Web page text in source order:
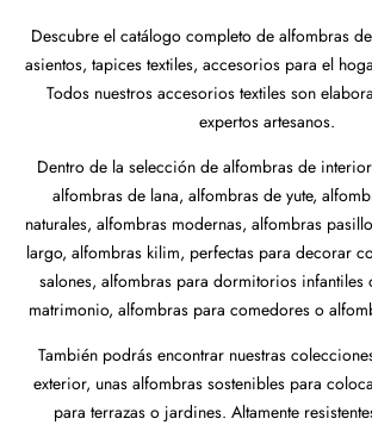
Descubre el catálogo completo de alfombras
asientos, tapices textiles, accesorios para el
Todos nuestros accesorios textiles son
expertos artesanos.
Dentro de la selección de alfombras de
alfombras de lana, alfombras de yute,
naturales, alfombras modernas, alfombras
largo, alfombras kilim, perfectas para decorar
salones, alfombras para dormitorios infantiles
matrimonio, alfombras para comedores o
También podrás encontrar nuestras
exterior, unas alfombras sostenibles para
para terrazas o jardines. Altamente